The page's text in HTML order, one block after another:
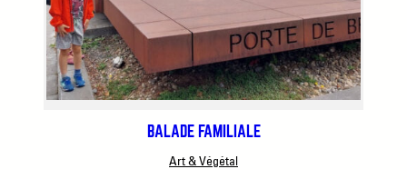
BALADE FAMILIALE
Art & Végétal